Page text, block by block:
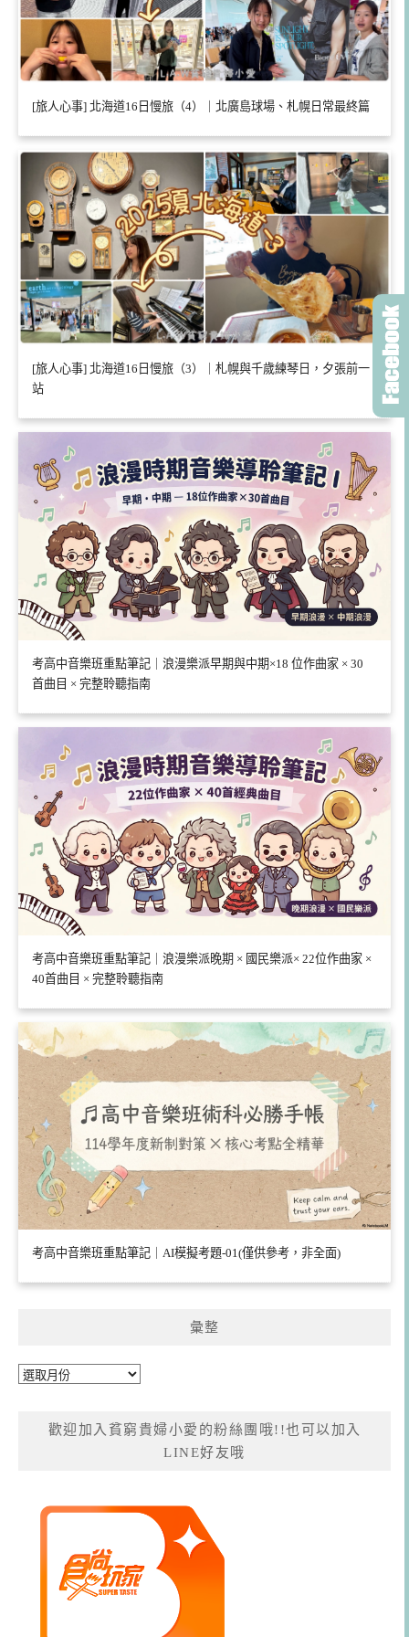
[旅人心事] 北海道16日慢旅（4）｜北廣島球場、札幌日常最終篇
[旅人心事] 北海道16日慢旅（3）｜札幌與千歲練琴日，夕張前一
站
考高中音樂班重點筆記｜浪漫樂派早期與中期×18 位作曲家 × 30
首曲目 × 完整聆聽指南
考高中音樂班重點筆記｜浪漫樂派晚期 × 國民樂派× 22位作曲家 ×
40首曲目 × 完整聆聽指南
考高中音樂班重點筆記｜AI模擬考題-01(僅供參考，非全面)
彙整
彙
歡迎加入貧窮貴婦小愛的粉絲團哦!!也可以加入
LINE好友哦